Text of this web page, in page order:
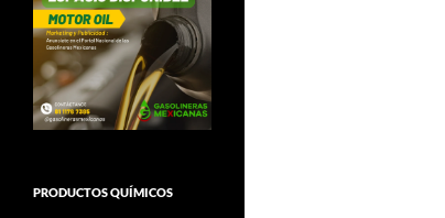
PRODUCTOS QUÍMICOS